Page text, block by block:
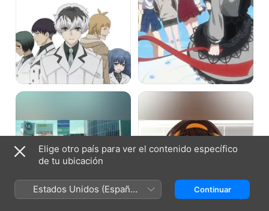
CHAOS;CHILD
The
Suzumiya
Elige otro país para ver el contenido específico
de tu ubicación
Estados Unidos (Español
México)
Continuar